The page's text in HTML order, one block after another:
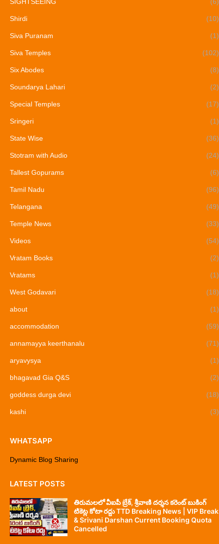
Shirdi (10)
Siva Puranam (1)
Siva Temples (102)
Six Abodes (8)
Soundarya Lahari (2)
Special Temples (17)
Sringeri (1)
State Wise (36)
Stotram with Audio (24)
Tallest Gopurams (6)
Tamil Nadu (96)
Telangana (49)
Temple News (33)
Videos (54)
Vratam Books (2)
Vratams (1)
West Godavari (18)
about (1)
accommodation (59)
annamayya keerthanalu (71)
aryavysya (1)
bhagavad Gia Q&S (2)
goddess durga devi (18)
kashi (3)
WHATSAPP
Dynamic Blog Sharing
LATEST POSTS
తిరుమలలో వీఐపీ బ్రేక్, శ్రీవాణి దర్శన కరెంట్ బుకింగ్
టికెట్ల కోటా రద్దు TTD Breaking News | VIP Break
& Srivani Darshan Current Booking Quota
Cancelled